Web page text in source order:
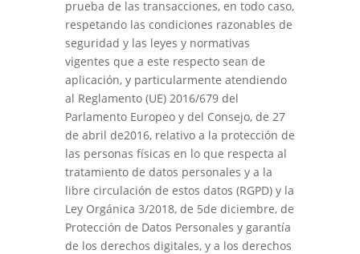
prueba de las transacciones, en todo caso,
respetando las condiciones razonables de
seguridad y las leyes y normativas
vigentes que a este respecto sean de
aplicación, y particularmente atendiendo
al Reglamento (UE) 2016/679 del
Parlamento Europeo y del Consejo, de 27
de abril de2016, relativo a la protección de
las personas físicas en lo que respecta al
tratamiento de datos personales y a la
libre circulación de estos datos (RGPD) y la
Ley Orgánica 3/2018, de 5de diciembre, de
Protección de Datos Personales y garantía
de los derechos digitales, y a los derechos